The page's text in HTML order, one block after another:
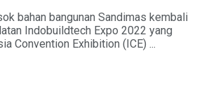
bahan bangunan Sandimas kembali
Indobuildtech Expo 2022 yang
Convention Exhibition (ICE) ...